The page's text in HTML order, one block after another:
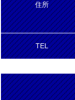
住所
TEL